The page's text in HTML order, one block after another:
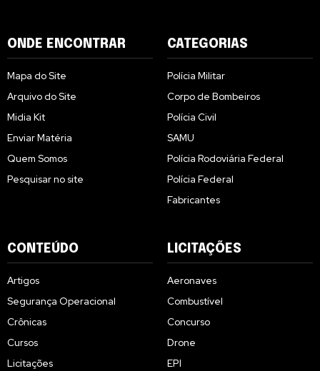
ONDE ENCONTRAR
Mapa do Site
Arquivo do Site
Midia Kit
Enviar Matéria
Quem Somos
Pesquisar no site
CATEGORIAS
Polícia Militar
Corpo de Bombeiros
Polícia Civil
SAMU
Polícia Rodoviária Federal
Polícia Federal
Fabricantes
CONTEÚDO
Artigos
Segurança Operacional
Crônicas
Cursos
Licitações
LICITAÇÕES
Aeronaves
Combustível
Concurso
Drone
EPI